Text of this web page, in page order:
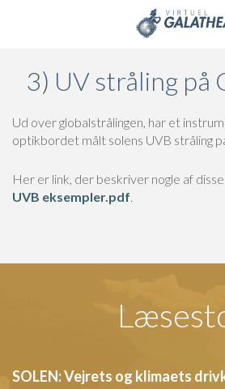
3) UV stråling på
Ud over globalstrålingen, har et
optikbordet målt solens UVB stråling
Her er link, der beskriver nogle af
UVB eksempler.pdf.
SOLEN: Vejrets og klimaets